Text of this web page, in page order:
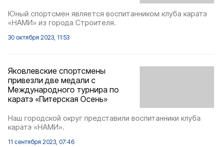
Юный спортсмен является воспитанником клуба каратэ
«НАМИ» из города Строителя.
30 октября 2023, 11:53
Яковлевские спортсмены
привезли две медали с
Международного турнира по
каратэ «Питерская Осень»
Наш городской округ представили воспитанники клуба
каратэ «НАМИ».
11 сентября 2023, 07:46